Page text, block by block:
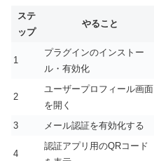
ステ
ップ
やること
1
プラグインのインストー
ル・有効化
2
ユーザープロフィール画面
を開く
3 メール認証を有効化する
4
認証アプリ用のQRコード